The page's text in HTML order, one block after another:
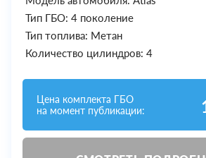
Тип ГБО: 4 поколение
Тип топлива: Метан
Количество цилиндров: 4
Цена комплекта ГБО
на момент публикации: